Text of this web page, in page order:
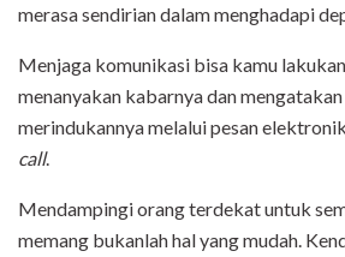
merasa sendirian dalam menghadapi
Menjaga komunikasi bisa kamu
menanyakan kabarnya dan
merindukannya melalui pesan
call.
Mendampingi orang terdekat untuk
memang bukanlah hal yang mudah.